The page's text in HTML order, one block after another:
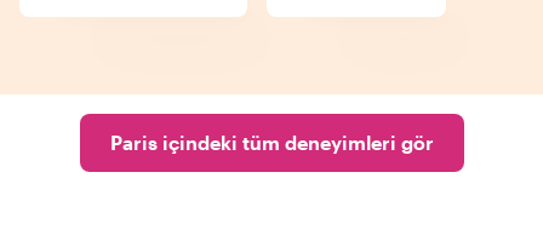
Paris içindeki tüm deneyimleri gör